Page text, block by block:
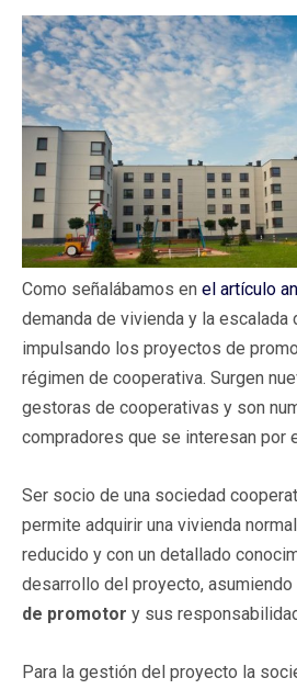
Como señalábamos en el artículo
demanda de vivienda y la escalada
impulsando los proyectos de
régimen de cooperativa. Surgen
gestoras de cooperativas y son
compradores que se interesan por
Ser socio de una sociedad
permite adquirir una vivienda
reducido y con un detallado
desarrollo del proyecto, asumiendo
de promotor y sus
Para la gestión del proyecto la